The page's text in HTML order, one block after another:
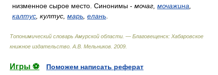
низменное сырое место. Синонимы - мочаг, мочажина
калтус , култус, марь елань
Топонимический словарь Амурской области. — Благовещенск: Хабаровское
книжное издательство А.В. Мельников 2009
Игры ⚽
Поможем написать реферат